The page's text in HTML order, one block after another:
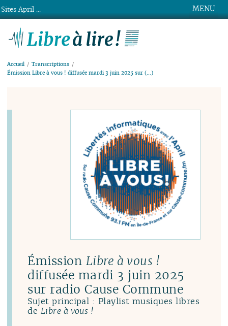
MENU
Accueil
Transcriptions
Émission Libre à vous ! diffusée mardi 3 juin 2025 sur (…)
Émission Libre à vous !
diffusée mardi 3 juin 2025
sur radio Cause Commune
Sujet principal : Playlist musiques libres
de Libre à vous !
Sites April ...